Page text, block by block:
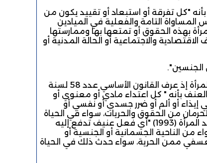
عرف التمييز ضد المرأة بأنه "كل تفرقة أو استبعاد أو تقييد يكون من
المساواة التامة والفعلية في الميادين
بهذه الحقوق أو تمتعها بها وممارستها
والاجتماعية أو الحالة المدنية أو
الجنسين".
ويعتبر التمييز بسبب الجنس هو الموجب الأساسي للعنف الذي يسلط على المرأة إذ عرف القانون الأساسي عدد 58 لسنة
المرأة هذا العنف بأنه " كل اعتداء مادي أو معنوي أو
أو ألم أو ضرر جسدي أو نفسي أو
من الحقوق والحريات، سواء في الحياة
العامة أو الخاصة." وذلك تماشيا مع الإعلان العالمي للقضاء على العنف ضد المرأة (1993) "أي فعل عنيف تدفع إليه
من الناحية الجسمانية أو الجنسية أو
ممن الحرية، سواء حدث ذلك في الحياة